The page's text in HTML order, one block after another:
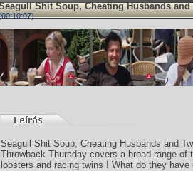
Shit Soup, Cheating Husbands and
Seagull Shit Soup, Cheating Husbands and
Throwback Thursday covers a broad range
lobsters and racing twins ! What do they have